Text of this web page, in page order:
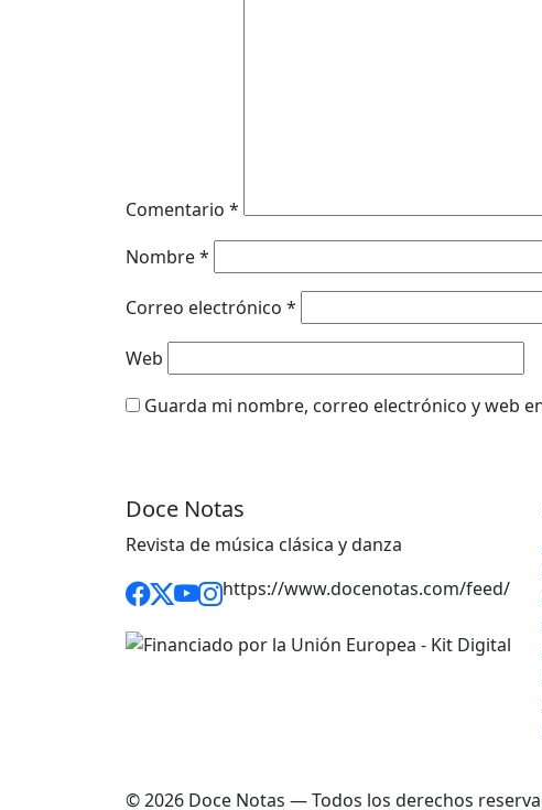
Comentario *
Nombre*
Correo electrónico *
Web
Guarda mi nombre, correo electrónico y web
Doce Notas
Revista de música clásica y danza
https://www.docenotas.com/feed/
© 2026 Doce Notas — Todos los derechos